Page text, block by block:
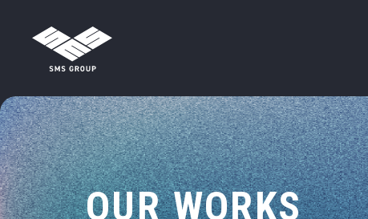
コンテンツへスキップ
メインナビゲーション
OUR WORKS